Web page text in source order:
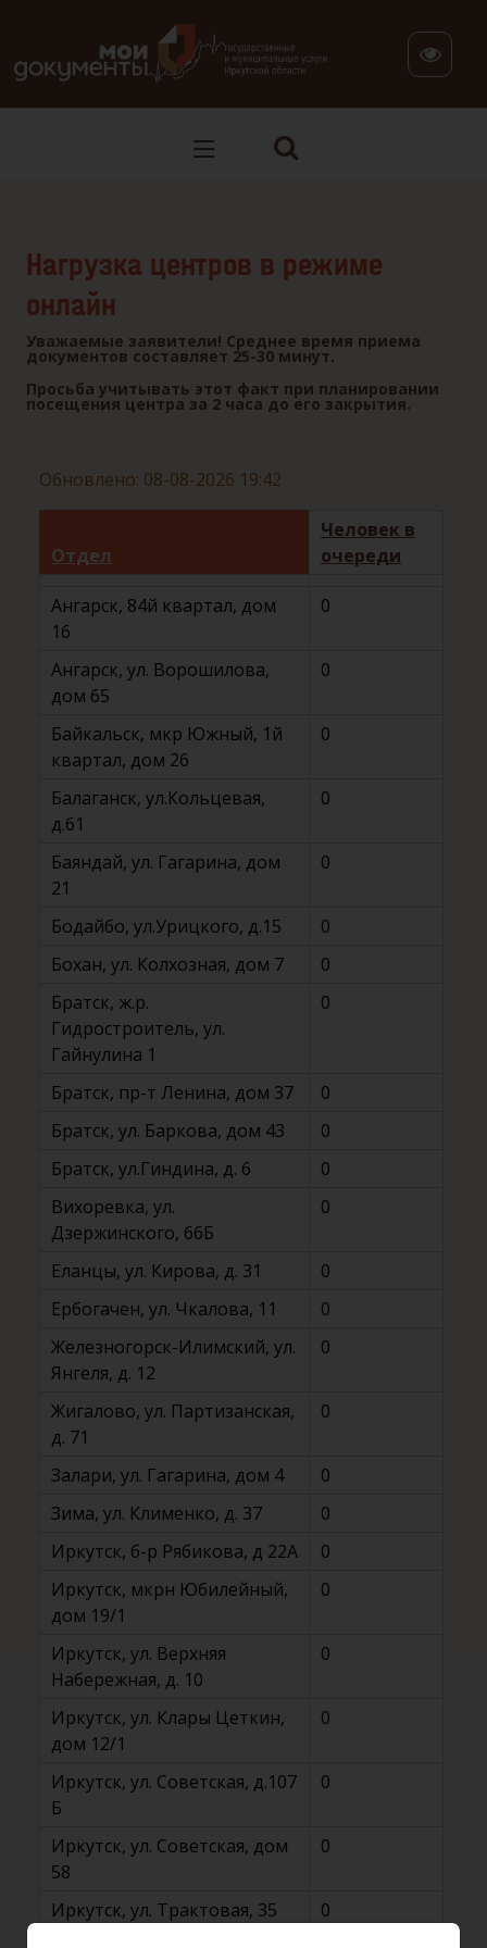
Нагрузка центров в режиме
онлайн
Уважаемые заявители! Среднее время приема
документов составляет 25-30 минут.
Просьба учитывать этот факт при планировании
посещения центра за 2 часа до его закрытия.
Обновлено: 08-08-2026 19:42
Отдел
Человек в
очереди
Ангарск, 84й квартал, дом
16
0
Ангарск, ул. Ворошилова,
дом 65
0
Байкальск, мкр Южный, 1й
квартал, дом 26
0
Балаганск, ул.Кольцевая,
д.61
0
Баяндай, ул. Гагарина, дом
21
0
Бодайбо, ул.Урицкого, д.15
0
Бохан, ул. Колхозная, дом 7
0
Братск, ж.р.
Гидростроитель, ул.
Гайнулина 1
0
Братск, пр-т Ленина, дом 37
0
Братск, ул. Баркова, дом 43
0
Братск, ул.Гиндина, д. 6
0
Вихоревка, ул.
Дзержинского, 66Б
0
Еланцы, ул. Кирова, д. 31
0
Ербогачен, ул. Чкалова, 11
0
Железногорск-Илимский, ул.
Янгеля, д. 12
0
Жигалово, ул. Партизанская,
д. 71
0
Залари, ул. Гагарина, дом 4
0
Зима, ул. Клименко, д. 37
0
Иркутск, б-р Рябикова, д 22А
0
Иркутск, мкрн Юбилейный,
дом 19/1
0
Иркутск, ул. Верхняя
Набережная, д. 10
0
Иркутск, ул. Клары Цеткин,
дом 12/1
0
Иркутск, ул. Советская, д.107
Б
0
Иркутск, ул. Советская, дом
58
0
Иркутск, ул. Трактовая, 35
0